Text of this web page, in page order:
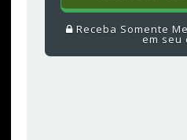
Receba Somente
em seu